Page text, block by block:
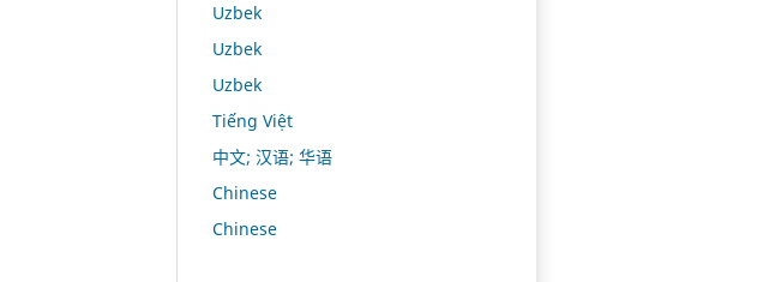
Uzbek
Uzbek
Uzbek
Tiếng Việt
中文; 汉语; 华语
Chinese
Chinese